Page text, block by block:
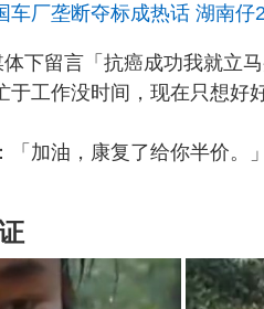
车厂垄断夺标成热话 湖南
下留言「抗癌成功我就立
工作没时间，现在只想好
「加油，康复了给你半价。